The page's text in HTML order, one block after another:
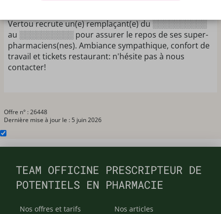
Vertou recrute un(e) remplaçant(e) du ░░░░░░░░░░
au ░░░░░░░░░░ pour assurer le repos de ses super-
pharmaciens(nes). Ambiance sympathique, confort de
travail et tickets restaurant: n'hésite pas à nous
contacter!
Offre n° : 26448
Dernière mise à jour le : 5 juin 2026
TEAM OFFICINE PRESCRIPTEUR DE
POTENTIELS EN PHARMACIE
Nos offres et tarifs
Nos articles